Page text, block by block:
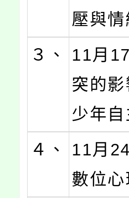
壓與情
３、
11月
突的
少年自
４、
11月
數位